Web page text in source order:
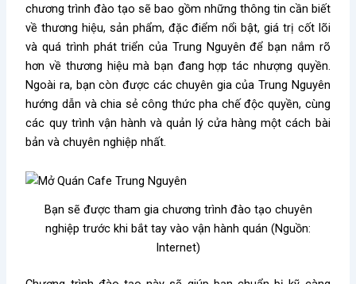
chương trình đào tạo sẽ bao gồm những thông tin cần biết
về thương hiệu, sản phẩm, đặc điểm nổi bật, giá trị cốt lõi
và quá trình phát triển của Trung Nguyên để bạn nắm rõ
hơn về thương hiệu mà bạn đang hợp tác nhượng quyền.
Ngoài ra, bạn còn được các chuyên gia của Trung Nguyên
hướng dẫn và chia sẻ công thức pha chế độc quyền, cùng
các quy trình vận hành và quản lý cửa hàng một cách bài
bản và chuyên nghiệp nhất.
Bạn sẽ được tham gia chương trình đào tạo chuyên
nghiệp trước khi bắt tay vào vận hành quán (Nguồn:
Internet)